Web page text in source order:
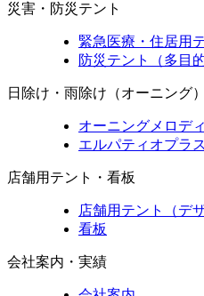
災害・防災テント
緊急医療・住居用
防災テント（多目的
日除け・雨除け（オーニング）
オーニングメロデ
エルパティオプラス
店舗用テント・看板
店舗用テント（デ
看板
会社案内・実績